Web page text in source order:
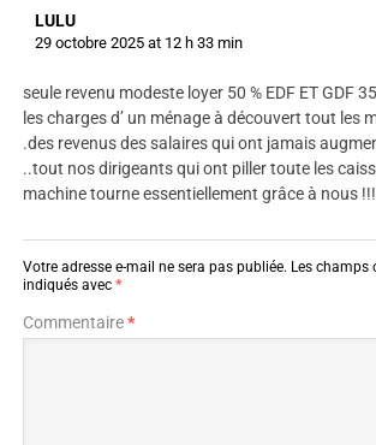
LULU
29 octobre 2025 at 12 h 33 min
seule revenu modeste loyer 50 % EDF ET GDF
les charges d’ un ménage à découvert tout les
.des revenus des salaires qui ont jamais
..tout nos dirigeants qui ont piller toute les
machine tourne essentiellement grâce à nous
Votre adresse e-mail ne sera pas publiée. Les champs
indiqués avec *
Commentaire*